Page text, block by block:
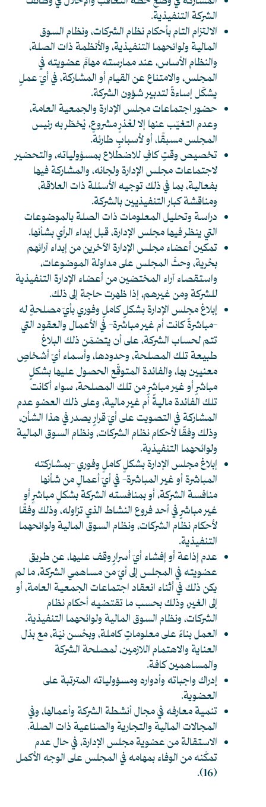
الشركة التنفيذية.
الالتزام التام بأحكام نظام الشركات، ونظام السوق
المالية ولوائحهما التنفيذية، والأنظمة ذات الصلة،
والنظام الأساس، عند ممارسته مهامَّ عضويته في
المجلس، والامتناع عن القيام أو المشاركة، في أيّ عملٍ
يشكّل إساءةً لتدبير شؤون الشركة.
حضور اجتماعات مجلس الإدارة والجمعية العامة،
وعدم التغيّب عنها إلا لعُذرٍ مشروعٍ، يُخطَر به رئيس
المجلس مسبقًا، أو لأسبابٍ طارئة.
تخصيص وقتٍ كافٍ للاضطلاع بمسؤولياته، والتحضير
لاجتماعات مجلس الإدارة ولجانه، والمشاركة فيها
بفعالية، بما في ذلك توجيه الأسئلة ذات العلاقة،
ومناقشة كبار التنفيذيين بالشركة.
دراسة وتحليل المعلومات ذات الصلة بالموضوعات
التي ينظر فيها مجلس الإدارة، قبل إبداء الرأي بشأنها.
تمكين أعضاء مجلس الإدارة الآخرين من إبداء آرائهم
بحُرية، وحثّ المجلس على مداولة الموضوعات،
واستقصاء آراء المختصّين من أعضاء الإدارة التنفيذية
للشركة ومن غيرهم، إذا ظهرت حاجة إلى ذلك.
إبلاغ مجلس الإدارة بشكلٍ كاملٍ وفوري بأيّ مصلحةٍ له
-مباشرةً كانت أم غير مباشرة- في الأعمال والعقود التي
تتم لحساب الشركة، على أن يتضمّن ذلك البلاغ
طبيعة تلك المصلحة، وحدودها، وأسماء أيّ أشخاصٍ
معنيين بها، والفائدة المتوقّع الحصول عليها بشكلٍ
مباشرٍ أو غير مباشرٍ من تلك المصلحة، سواء أكانت
تلك الفائدة ماليةً أم غير مالية، وعلى ذلك العضو عدم
المشاركة في التصويت على أيّ قرارٍ يصدر في هذا الشأن،
وذلك وفقًا لأحكام نظام الشركات، ونظام السوق المالية
ولوائحهما التنفيذية.
إبلاغ مجلس الإدارة بشكلٍ كاملٍ وفوري -بمشاركته
المباشرة أو غير المباشرة- في أيّ أعمالٍ من شأنها
منافسة الشركة، أو بمنافسته الشركة بشكلٍ مباشرٍ أو
غير مباشرٍ في أحد فروع النشاط الذي تزاوله، وذلك وفقًا
لأحكام نظام الشركات، ونظام السوق المالية ولوائحهما
التنفيذية.
عدم إذاعة أو إفشاء أيّ أسرارٍ وقف عليها، عن طريق
عضويته في المجلس إلى أيّ من مساهمي الشركة، ما لم
يكن ذلك في أثناء انعقاد اجتماعات الجمعية العامة، أو
إلى الغير، وذلك بحسب ما تقتضيه أحكام نظام
الشركات، ونظام السوق المالية ولوائحهما التنفيذية.
العمل بناءً على معلوماتٍ كاملة، وبحُسن نيّة، مع بذل
العناية والاهتمام اللازمين، لمصلحة الشركة
والمساهمين كافة.
إدراك واجباته وأدواره ومسؤولياته المترتبة على
العضوية.
تنمية معارفه في مجال أنشطة الشركة وأعمالها، وفي
المجالات المالية والتجارية والصناعية ذات الصلة.
الاستقالة من عضوية مجلس الإدارة، في حال عدم
تمكّنه من الوفاء بمهامه في المجلس على الوجه الأكمل
(16)
.